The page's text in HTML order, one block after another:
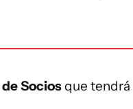
Sociosque tendrá